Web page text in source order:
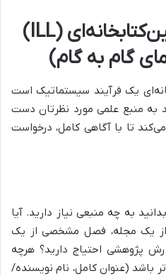
چگونه درخواست بین‌کتابخانه‌ای (ILL)
گام به گام)
یک فرآیند سیستماتیک است
به منبع علمی مورد نظرتان دست
تا با آگاهی کامل، درخواست
به چه منبعی نیاز دارید. آیا
یک مجله، فصل مشخصی از یک
پژوهشی احتیاج دارید؟ هرچه
باشد (عنوان کامل، نام نویسنده/